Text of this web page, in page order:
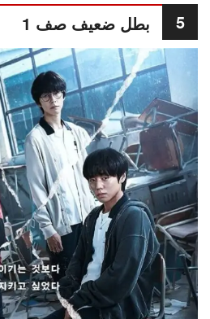
5 بطل ضعيف صف 1